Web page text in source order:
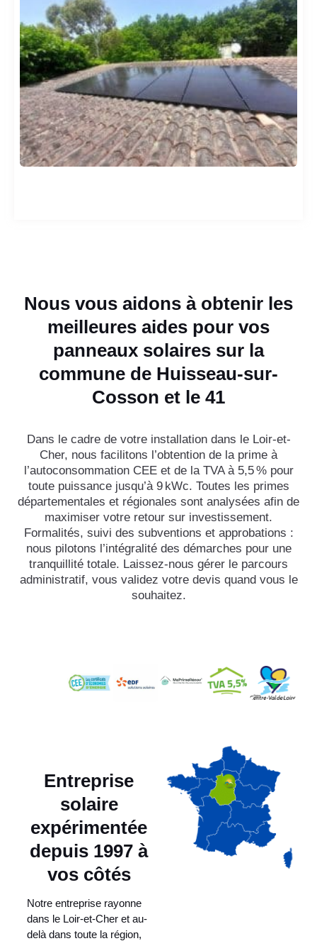
Nous vous aidons à obtenir les
meilleures aides pour vos
panneaux solaires sur la
commune de Huisseau-sur-
Cosson et le 41
Dans le cadre de votre installation dans le Loir-et-
Cher, nous facilitons l’obtention de la prime à
l’autoconsommation CEE et de la TVA à 5,5 % pour
toute puissance jusqu’à 9 kWc. Toutes les primes
départementales et régionales sont analysées afin de
maximiser votre retour sur investissement.
Formalités, suivi des subventions et approbations :
nous pilotons l’intégralité des démarches pour une
tranquillité totale. Laissez-nous gérer le parcours
administratif, vous validez votre devis quand vous le
souhaitez.
Entreprise
solaire
expérimentée
depuis 1997 à
vos côtés
Notre entreprise rayonne
dans le Loir-et-Cher et au-
delà dans toute la région,